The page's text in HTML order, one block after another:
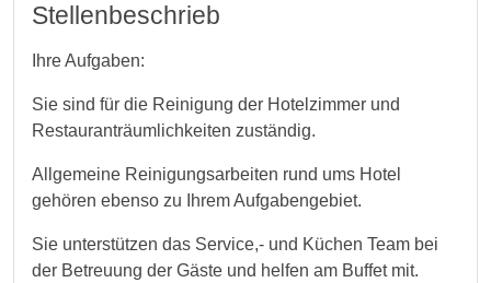
Stellenbeschrieb
Ihre Aufgaben:
Sie sind für die Reinigung der Hotelzimmer und
Restauranträumlichkeiten zuständig.
Allgemeine Reinigungsarbeiten rund ums Hotel
gehören ebenso zu Ihrem Aufgabengebiet.
Sie unterstützen das Service,- und Küchen Team bei
der Betreuung der Gäste und helfen am Buffet mit.